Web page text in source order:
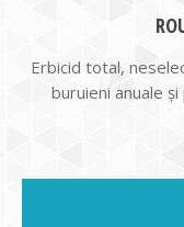
Erbicid total,
buruieni anuale